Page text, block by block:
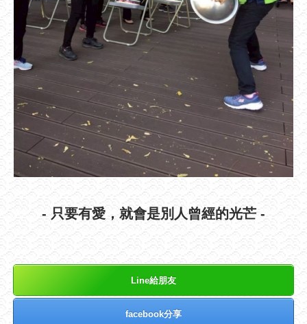
- 只要有愛，就會是別人曾經的光芒 -
Line給朋友
facebook分享